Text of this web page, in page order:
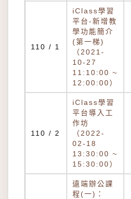
110 / 1
iClass學習
平台-新增教
學功能簡介
(第一梯)
（2021-
10-27
11:10:00 ~
12:00:00）
110 / 2
iClass學習
平台導入工
作坊
（2022-
02-18
13:30:00 ~
15:30:00）
遠端辦公課
程(一)：